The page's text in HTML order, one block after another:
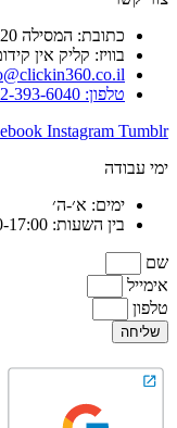
כתובת: המסילה 20 נשר
בוויז: קליק אין
טלפון: 072-393-6040
Instagram Tumblr
ימי עבודה
ימים: א׳-ה׳
בין השעות: 09:00-17:00
שם
אימייל
טלפון
שליחה